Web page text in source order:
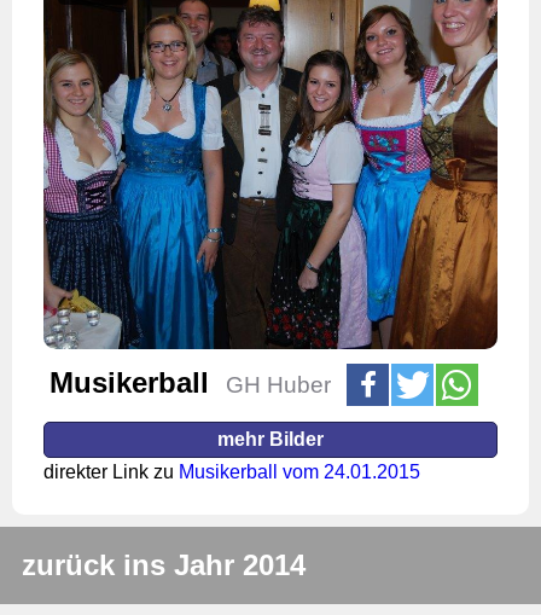
Musikerball GH Huber
mehr Bilder
direkter Link zu Musikerball vom 24.01.2015
zurück ins Jahr 2014